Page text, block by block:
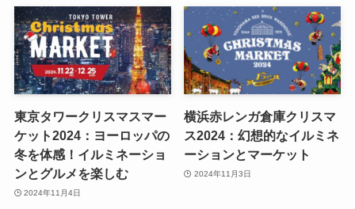
東京タワークリスマスマー
ケット2024：ヨーロッパの
冬を体感！イルミネーショ
ンとグルメを楽しむ
2024年11月4日
横浜赤レンガ倉庫クリスマ
ス2024：幻想的なイルミネ
ーションとマーケット
2024年11月3日